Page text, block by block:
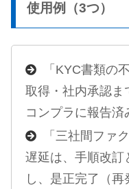
使用例（3つ）
「KYC書類の
取得・社内承認ま
コンプラに報告済
「三社間ファ
遅延は、手順改訂
し、是正完了（